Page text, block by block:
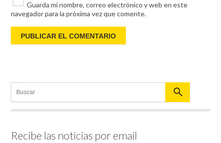
Guarda mi nombre, correo electrónico y web en este
navegador para la próxima vez que comente.
Recibe las noticias por email